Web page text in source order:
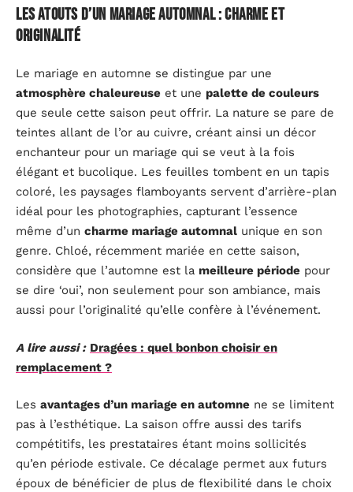
Les atouts d’un mariage automnal : charme et
originalité
Le mariage en automne se distingue par une
atmosphère chaleureuse et une palette de couleurs
que seule cette saison peut offrir. La nature se pare de
teintes allant de l’or au cuivre, créant ainsi un décor
enchanteur pour un mariage qui se veut à la fois
élégant et bucolique. Les feuilles tombent en un tapis
coloré, les paysages flamboyants servent d’arrière-plan
idéal pour les photographies, capturant l’essence
même d’un charme mariage automnal unique en son
genre. Chloé, récemment mariée en cette saison,
considère que l’automne est la meilleure période pour
se dire ‘oui’, non seulement pour son ambiance, mais
aussi pour l’originalité qu’elle confère à l’événement.
A lire aussi : Dragées : quel bonbon choisir en
remplacement ?
Les avantages d’un mariage en automne ne se limitent
pas à l’esthétique. La saison offre aussi des tarifs
compétitifs, les prestataires étant moins sollicités
qu’en période estivale. Ce décalage permet aux futurs
époux de bénéficier de plus de flexibilité dans le choix